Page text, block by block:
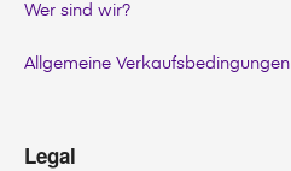
Wer sind wir?
Allgemeine Verkaufsbedingungen
Legal